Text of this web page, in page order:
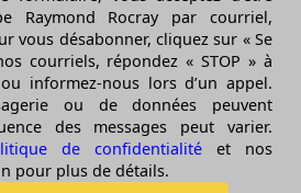
Raymond Rocray par courriel,
vous désabonner, cliquez sur « Se
courriels, répondez « STOP » à
informez-nous lors d’un appel.
ou de données peuvent
des messages peut varier.
de confidentialité et nos
pour plus de détails.